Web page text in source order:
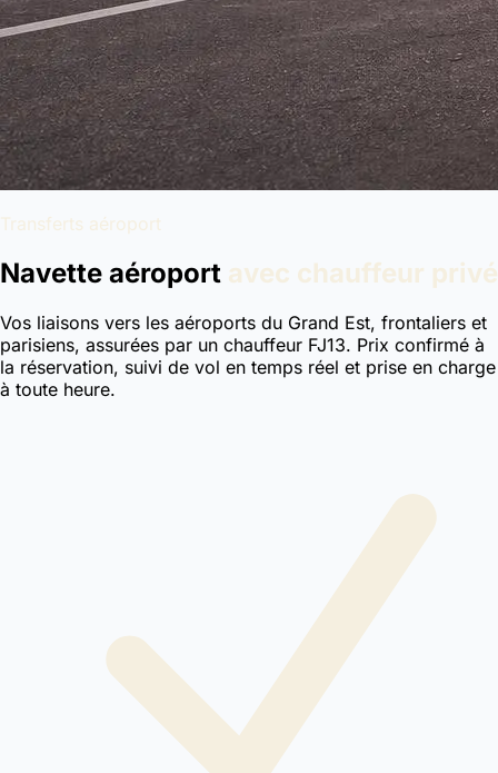
Transferts aéroport
Navette aéroport avec chauffeur privé
Vos liaisons vers les aéroports du Grand Est, frontaliers et
parisiens, assurées par un chauffeur FJ13. Prix confirmé à
la réservation, suivi de vol en temps réel et prise en charge
à toute heure.